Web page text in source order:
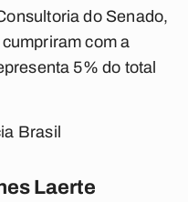
do Senado,
com a
5% do total
Brasil
Laerte